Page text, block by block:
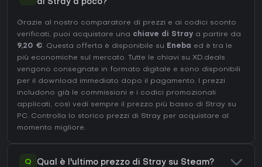
di Stray a poco?
Grazie al nostro comparatore di prezzi e ai codici sconto
verificati, puoi acquistare una chiave di Stray a partire da
9,20 €. Questa offerta è disponibile su Eneba ed è tra le
più economiche sul mercato. Tutte le chiavi su XD.deals
vengono consegnate in formato digitale e sono disponibili
per il download immediato dopo il pagamento. I prezzi
includono già le commissioni e i codici promozionali
applicati, così vedi sempre il prezzo più basso di Stray su
PC. Controlla lo storico prezzi di Stray per acquistare al
momento migliore.
Q Qual è l'ultimo prezzo di Stray su Steam?